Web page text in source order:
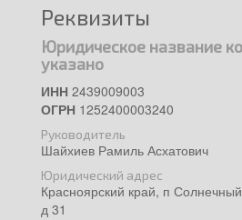
Реквизиты
Юридическое название
указано
ИНН 2439009003
ОГРН 1252400003240
Руководитель
Шайхиев Рамиль Асхатович
Юридический адрес
Красноярский край, п
д 31